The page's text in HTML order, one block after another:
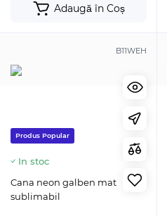
Adaugă în Coș
B11WEH
Produs Popular
In stoc
Cana neon galben mat
sublimabil